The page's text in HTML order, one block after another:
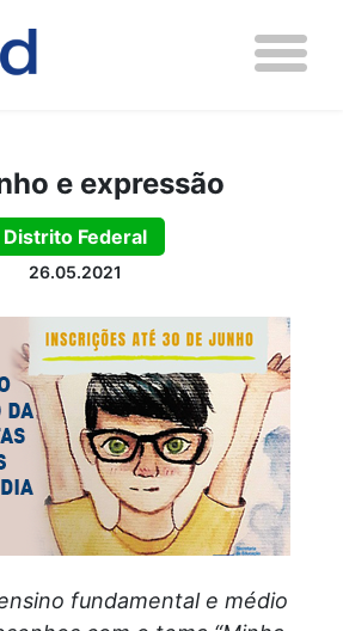
e expressão
Distrito Federal
26.05.2021
fundamental e médio